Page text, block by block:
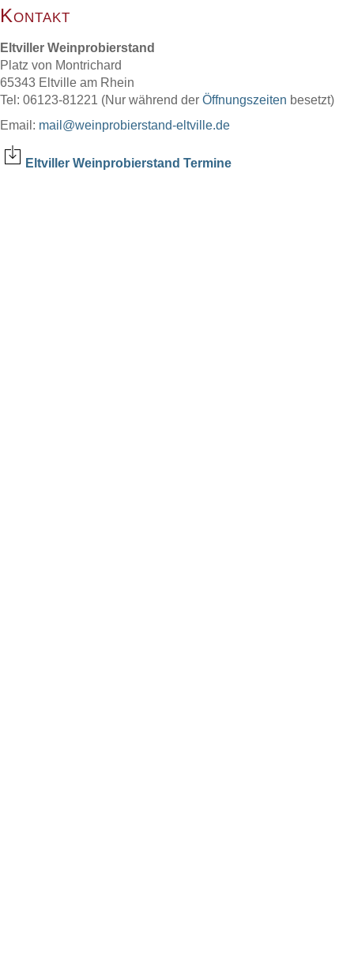
Kontakt
Eltviller Weinprobierstand
Platz von Montrichard
65343 Eltville am Rhein
Tel: 06123-81221 (Nur während der Öffnungszeiten besetzt)
Email: mail@weinprobierstand-eltville.de
Eltviller Weinprobierstand Termine